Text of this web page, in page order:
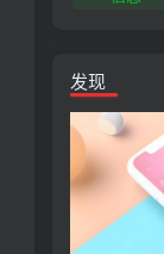
发现